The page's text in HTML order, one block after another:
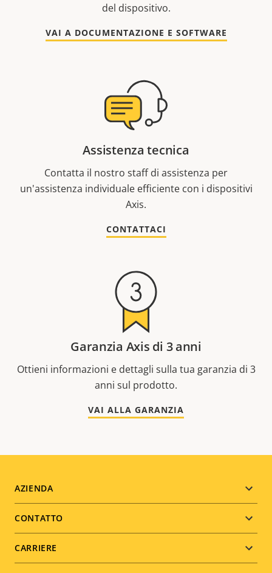
del dispositivo.
VAI A DOCUMENTAZIONE E SOFTWARE
Assistenza tecnica
Contatta il nostro staff di assistenza per
un'assistenza individuale efficiente con i dispositivi
Axis.
CONTATTACI
Garanzia Axis di 3 anni
Ottieni informazioni e dettagli sulla tua garanzia di 3
anni sul prodotto.
VAI ALLA GARANZIA
Footer
menu
AZIENDA
CONTATTO
CARRIERE